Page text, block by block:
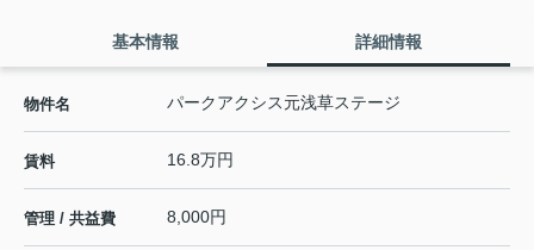
基本情報 詳細情報
物件名 パークアクシス元浅草ステージ
賃料 16.8万円
管理 / 共益費 8,000円